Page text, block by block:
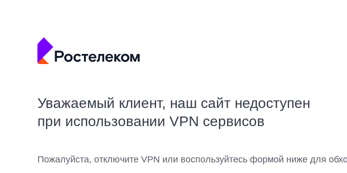
Уважаемый клиент, наш сайт недоступен
при использовании VPN сервисов
Пожалуйста, отключите VPN или воспользуйтесь формой ниже для